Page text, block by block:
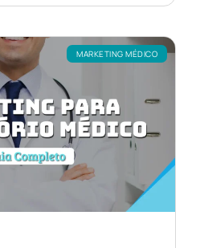
MARKETING MÉDICO